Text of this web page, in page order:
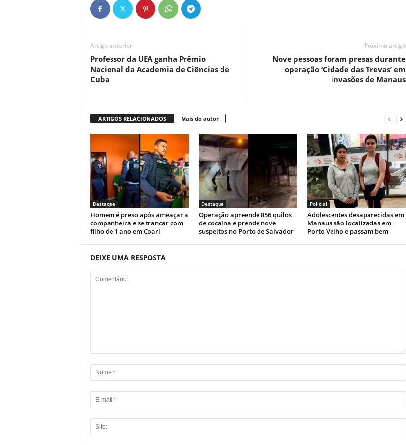
Artigo anterior
Professor da UEA ganha Prêmio
Nacional da Academia de Ciências de
Cuba
Próximo artigo
Nove pessoas foram presas durante
operação ‘Cidade das Trevas’ em
invasões de Manaus
ARTIGOS RELACIONADOS Mais do autor
Destaque
Homem é preso após ameaçar a
companheira e se trancar com
filho de 1 ano em Coari
Destaque
Operação apreende 856 quilos
de cocaína e prende nove
suspeitos no Porto de Salvador
Policial
Adolescentes desaparecidas em
Manaus são localizadas em
Porto Velho e passam bem
DEIXE UMA RESPOSTA